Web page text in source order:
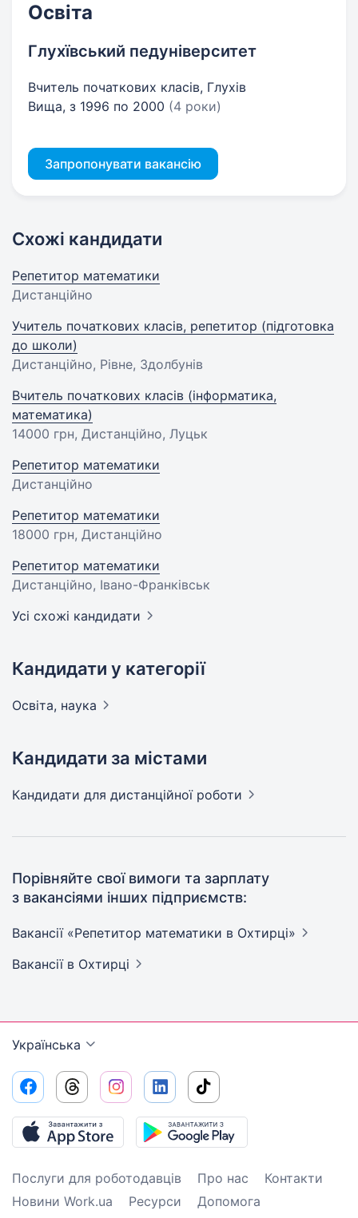
Освіта
Глухївський педуніверситет
Вчитель початкових класів, Глухів
Вища, з 1996 по 2000 (4 роки)
Запропонувати вакансію
Схожі кандидати
Репетитор математики
Дистанційно
Учитель початкових класів, репетитор (підготовка
до школи)
Дистанційно, Рівне, Здолбунів
Вчитель початкових класів (інформатика,
математика)
14000 грн, Дистанційно, Луцьк
Репетитор математики
Дистанційно
Репетитор математики
18000 грн, Дистанційно
Репетитор математики
Дистанційно, Івано-Франківськ
Усі схожі кандидати
Кандидати у категорії
Освіта, наука
Кандидати за містами
Кандидати для дистанційної роботи
Порівняйте свої вимоги та зарплату
з вакансіями інших підприємств:
Вакансії «Репетитор математики в Охтирці»
Вакансії в Охтирці
Українська
Послуги для роботодавців Про нас
Контакти
Новини Work.ua
Ресурси
Допомога